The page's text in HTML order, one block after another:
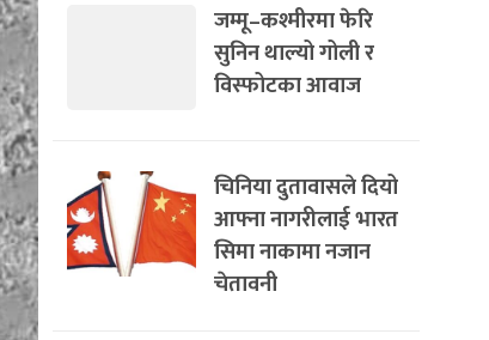
जम्मू–कश्मीरमा फेरि
सुनिन थाल्यो गोली र
विस्फोटका आवाज
चिनिया दुतावासले दियो
आफ्ना नागरीलाई भारत
सिमा नाकामा नजान
चेतावनी